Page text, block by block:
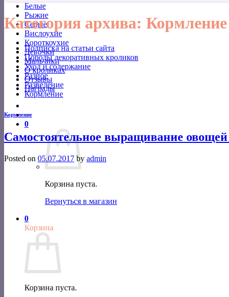
Белые
Рыжие
Серые
Вислоухие
Короткоухие
Девочки
Мальчики
О кроликах
Отзывы
Награды
0
Корзина пуста.
Вернуться в магазин
0
Корзина
Корзина пуста.
Категория архива: Кормление
Подписка на статьи сайта
Породы декоративных кроликов
Уход и содержание
Разное
Разведение
Кормление
Кормление
Самостоятельное выращивание
Posted on 05.07.2017 by admin